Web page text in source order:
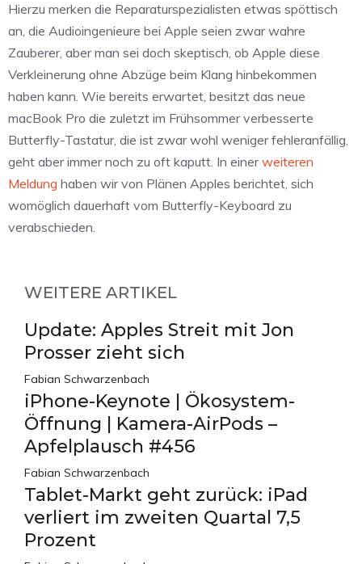
Hierzu merken die Reparaturspezialisten etwas spöttisch
an, die Audioingenieure bei Apple seien zwar wahre
Zauberer, aber man sei doch skeptisch, ob Apple diese
Verkleinerung ohne Abzüge beim Klang hinbekommen
haben kann. Wie bereits erwartet, besitzt das neue
macBook Pro die zuletzt im Frühsommer verbesserte
Butterfly-Tastatur, die ist zwar wohl weniger fehleranfällig,
geht aber immer noch zu oft kaputt. In einerweiteren
Meldung haben wir von Plänen Apples berichtet, sich
womöglich dauerhaft vom Butterfly-Keyboard zu
verabschieden.
WEITERE ARTIKEL
Update: Apples Streit mit Jon
Prosser zieht sich
Fabian Schwarzenbach
iPhone-Keynote | Ökosystem-
Öffnung | Kamera-AirPods –
Apfelplausch #456
Fabian Schwarzenbach
Tablet-Markt geht zurück: iPad
verliert im zweiten Quartal 7,5
Prozent